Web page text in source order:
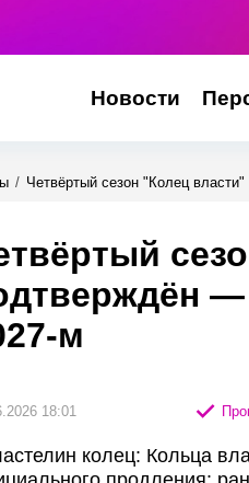
Новости
/ Четвёртый сезон "Колец
м
18:01
колец: Кольца